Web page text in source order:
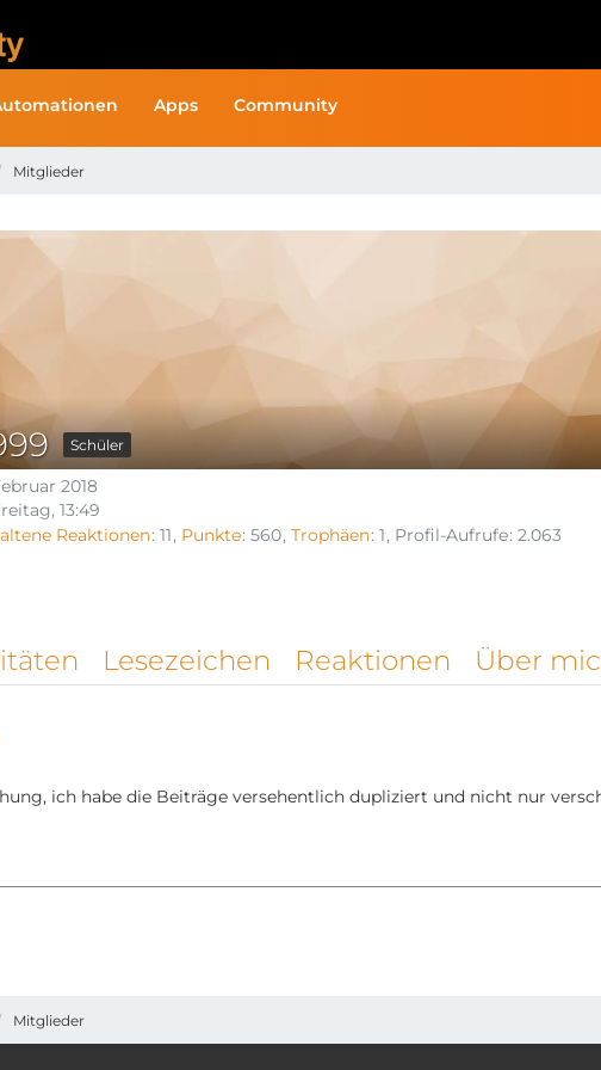
Apps Community
Mitglieder
Mitglieder
Schüler
2018
13:49
Reaktionen 11 Punkte 560 Trophäen 1 Profil-Aufrufe 2.063
Lesezeichen Reaktionen Über
ich habe die Beiträge versehentlich dupliziert und nicht nur